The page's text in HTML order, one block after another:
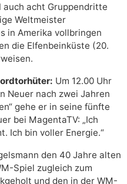
auch acht Gruppendritte
Weltmeister
in Amerika vollbringen
die Elfenbeinküste (20.
Um 12.00 Uhr
Neuer nach zwei Jahren
gehe er in seine fünfte
bei MagentaTV: „Ich
Ich bin voller Energie.“
den 40 Jahre alten
Spiel zugleich zum
und den in der WM-